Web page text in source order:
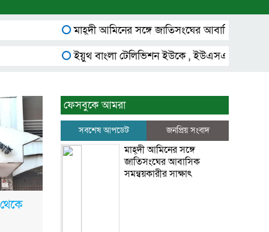
মাহ্দী আমিনের সঙ্গে জাতিসংঘের আবাসিক সমন্বয়কারীর
ইয়ুথ বাংলা টেলিভিশন ইউকে , ইউএসএ, অস্ট্রেলিয়া
ফেসবুকে আমরা
সবশেষ আপডেট জনপ্রিয় সংবাদ
মাহ্দী আমিনের সঙ্গে
জাতিসংঘের আবাসিক
সমন্বয়কারীর সাক্ষাৎ